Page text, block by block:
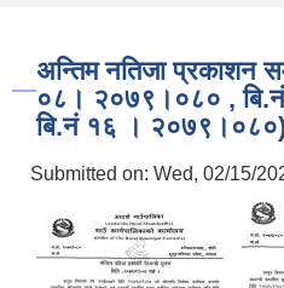
अन्तिम नतिजा प्रकाशन
०८। २०७९।०८० ,
बि.नं १६ ।
Submitted on: Wed, 02/15/